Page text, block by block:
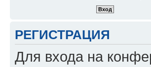
РЕГИСТРАЦИЯ
Для входа на